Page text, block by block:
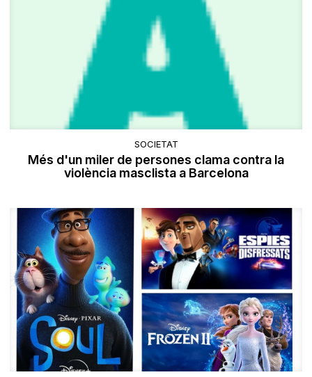
SOCIETAT
Més d'un miler de persones clama contra la
violència masclista a Barcelona